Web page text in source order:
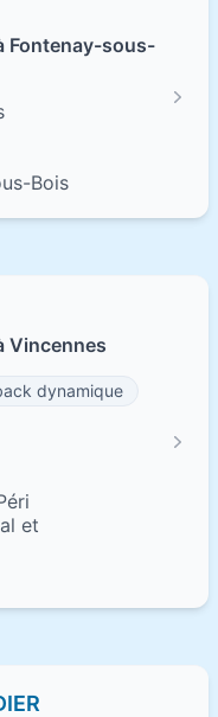
Fontenay-sous-
Bois
Vincennes
dynamique
et